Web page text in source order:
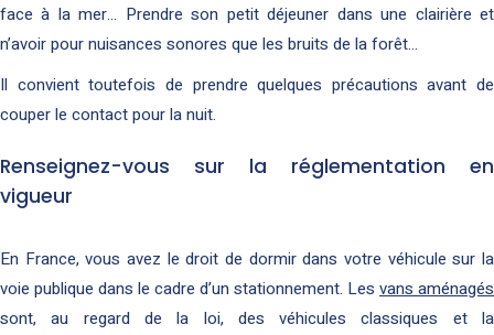
face à la mer… Prendre son petit déjeuner dans une clairière et
n’avoir pour nuisances sonores que les bruits de la forêt…
Il convient toutefois de prendre quelques précautions avant de
couper le contact pour la nuit.
Renseignez-vous sur la réglementation en
vigueur
En France, vous avez le droit de dormir dans votre véhicule sur la
voie publique dans le cadre d’un stationnement. Les vans aménagés
sont, au regard de la loi, des véhicules classiques et la